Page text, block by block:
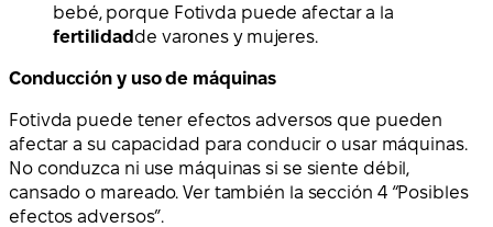
bebé, porque Fotivda puede afectar a la
fertilidad de varones y mujeres.
Conducción y uso de máquinas
Fotivda puede tener efectos adversos que pueden
afectar a su capacidad para conducir o usar máquinas.
No conduzca ni use máquinas si se siente débil,
cansado o mareado. Ver también la sección 4 “Posibles
efectos adversos”.